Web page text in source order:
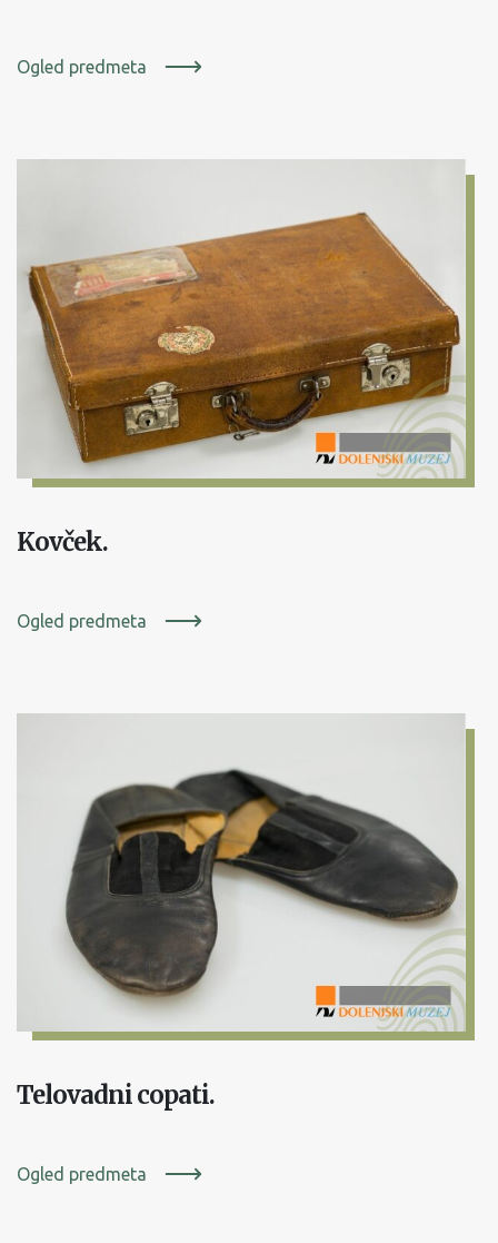
Ogled predmeta
Kovček.
Ogled predmeta
Telovadni copati.
Ogled predmeta